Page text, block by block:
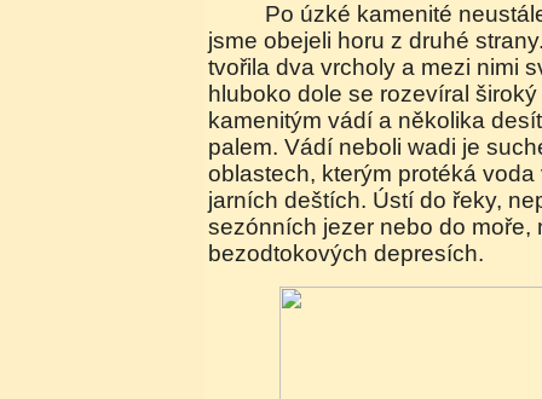
Po úzké kamenité neustále se klikatící silničce
jsme obejeli horu z druhé
tvořila dva vrcholy a mezi nimi
hluboko dole se rozevíral
kamenitým vádí a několika
palem. Vádí neboli wadi je
oblastech, kterým protéká
jarních deštích. Ústí do řeky,
sezónních jezer nebo do moře,
bezodtokových depresích.